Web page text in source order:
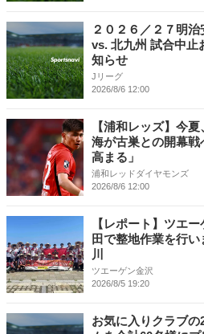
２０２６／２７明
vs. 北九州 試合中止
知らせ
Jリーグ
2026/8/6 12:00
【浦和レッズ】今
海が古巣との開幕
高まる」
浦和レッドダイヤモンズ
2026/8/6 12:00
【レポート】ツエ
田で整地作業を行
川
ツエーゲン金沢
2026/8/5 19:20
お気に入りクラブ